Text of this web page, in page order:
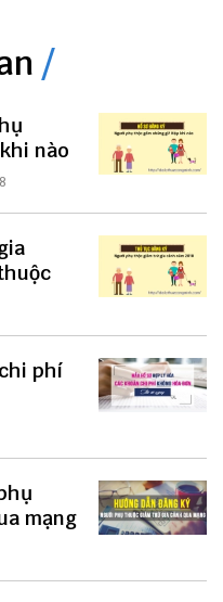
nào
chi phí
mạng